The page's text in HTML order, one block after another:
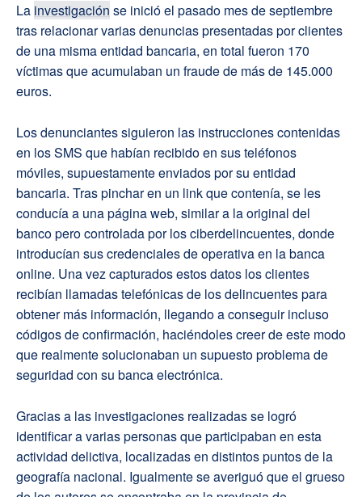
La investigación se inició el pasado mes de septiembre
tras relacionar varias denuncias presentadas por clientes
de una misma entidad bancaria, en total fueron 170
víctimas que acumulaban un fraude de más de 145.000
euros.
Los denunciantes siguieron las instrucciones contenidas
en los SMS que habían recibido en sus teléfonos
móviles, supuestamente enviados por su entidad
bancaria. Tras pinchar en un link que contenía, se les
conducía a una página web, similar a la original del
banco pero controlada por los ciberdelincuentes, donde
introducían sus credenciales de operativa en la banca
online. Una vez capturados estos datos los clientes
recibían llamadas telefónicas de los delincuentes para
obtener más información, llegando a conseguir incluso
códigos de confirmación, haciéndoles creer de este modo
que realmente solucionaban un supuesto problema de
seguridad con su banca electrónica.
Gracias a las investigaciones realizadas se logró
identificar a varias personas que participaban en esta
actividad delictiva, localizadas en distintos puntos de la
geografía nacional. Igualmente se averiguó que el grueso